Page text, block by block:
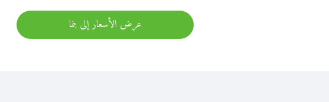
عرض الأسعار إلى بنما